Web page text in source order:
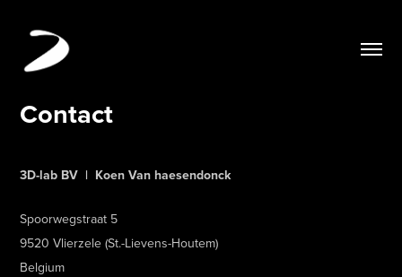
Contact
3D-lab BV | Koen Van haesendonck
Spoorwegstraat 5
9520 Vlierzele (St.-Lievens-Houtem)
Belgium